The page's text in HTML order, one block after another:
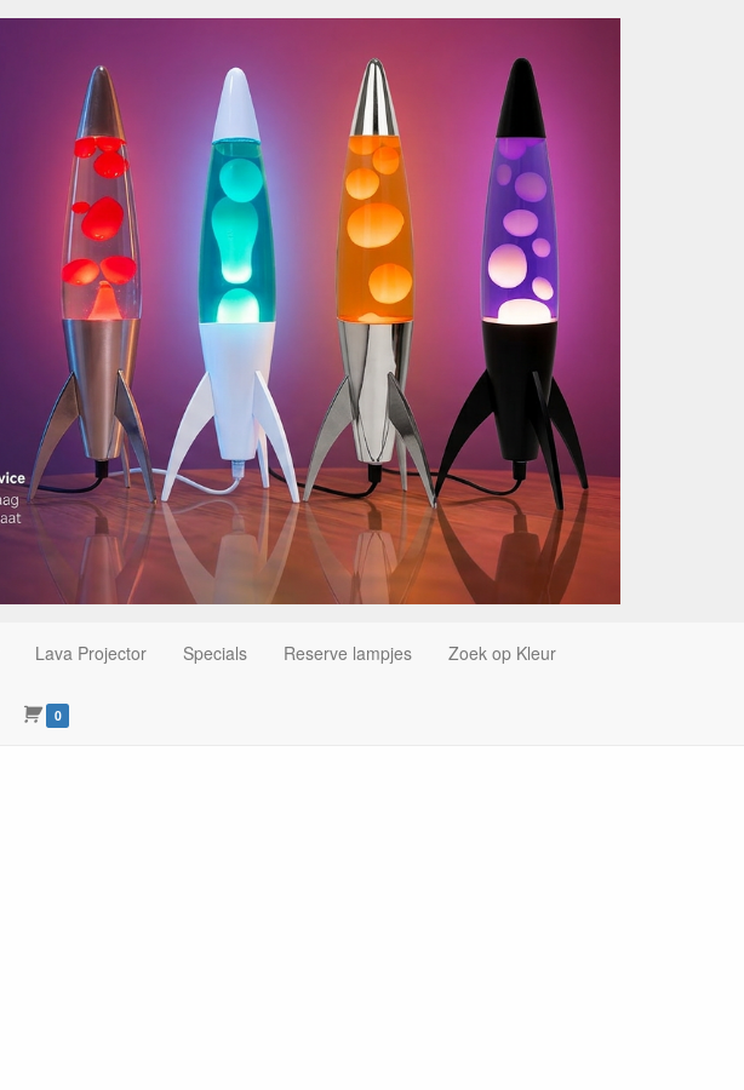
Lava Projector Specials Reserve lampjes Zoek op Kleur
0